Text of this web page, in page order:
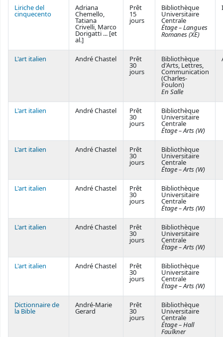
Liriche del
cinquecento
Adriana
Chemello,
Tatiana
Crivelli, Marco
Dorigatti ... [et
al.]
Prêt
15
jours
Bibliothèque
Universitaire
Centrale
Étage – Langues
Romanes (XE)
L'art italien André Chastel Prêt
30
jours
Bibliothèque
d'Arts, Lettres,
Communication
(Charles-
Foulon)
En Salle
L'art italien André Chastel Prêt
30
jours
Bibliothèque
Universitaire
Centrale
Étage – Arts (W)
L'art italien André Chastel Prêt
30
jours
Bibliothèque
Universitaire
Centrale
Étage – Arts (W)
L'art italien André Chastel Prêt
30
jours
Bibliothèque
Universitaire
Centrale
Étage – Arts (W)
L'art italien André Chastel Prêt
30
jours
Bibliothèque
Universitaire
Centrale
Étage – Arts (W)
L'art italien André Chastel Prêt
30
jours
Bibliothèque
Universitaire
Centrale
Étage – Arts (W)
Dictionnaire de
la Bible
André-Marie
Gerard
Prêt
30
jours
Bibliothèque
Universitaire
Centrale
Étage – Hall
Faulkner